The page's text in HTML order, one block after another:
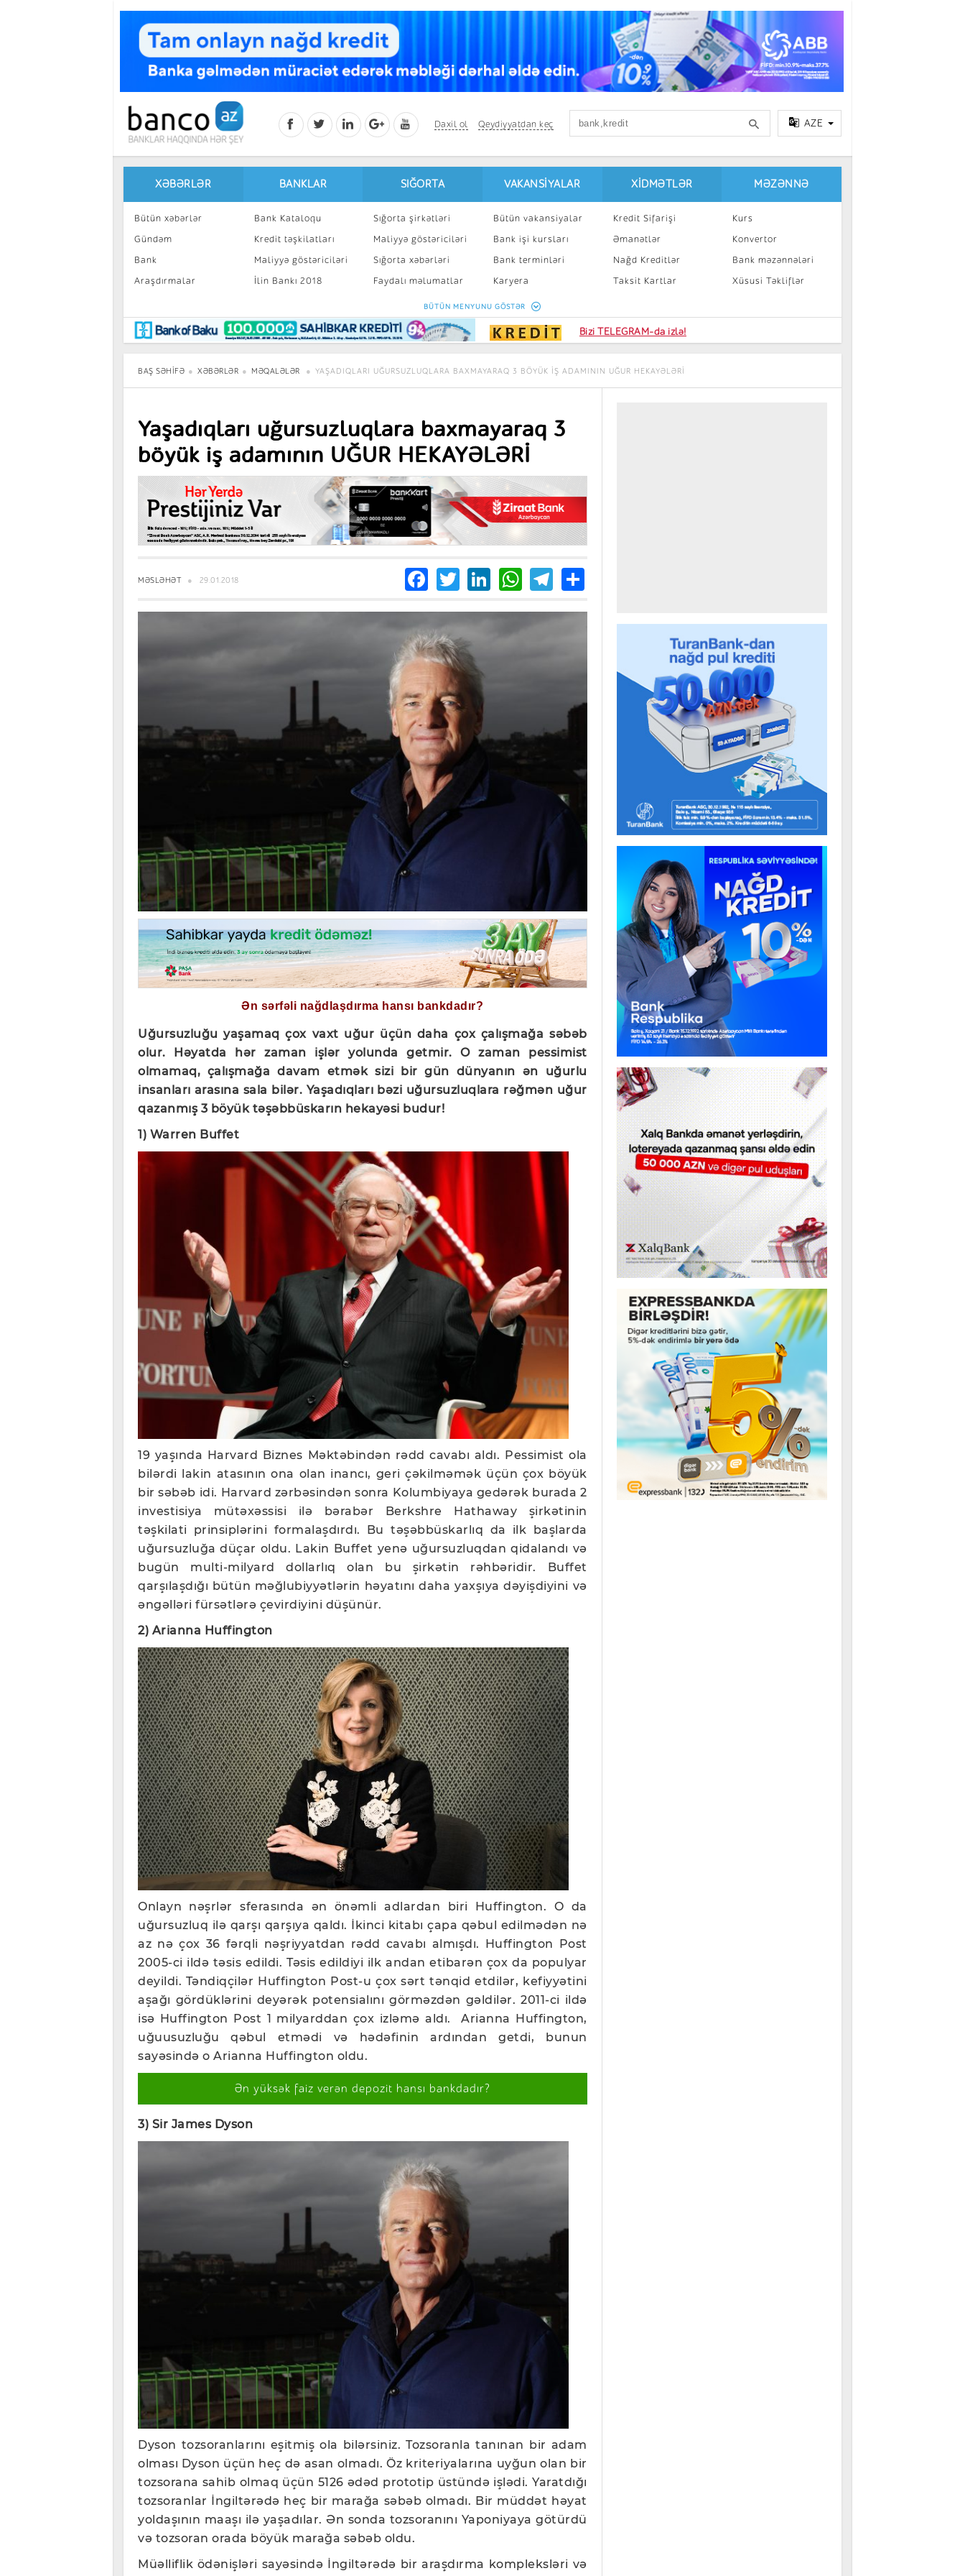
Daxil ol Qeydiyyatdan keç AZE
XƏBƏRLƏR
Bütün xəbərlər
Gündəm
Bank
Araşdırmalar
Maraqlı
BancoTV
Müsahibə
BANKLAR
Bank Kataloqu
Kredit təşkilatları
Maliyyə göstəriciləri
İlin Bankı 2018
SIĞORTA
Sığorta şirkətləri
Maliyyə göstəriciləri
Sığorta xəbərləri
Faydalı məlumatlar
Sığorta kalkulyatoru
VAKANSIYALAR
Bütün vakansiyalar
Bank işi kursları
Bank terminləri
Karyera
Peşakar inkişaf
XIDMƏTLƏR
Kredit Sifarişi
Əmanətlər
Nağd Kreditlər
Taksit Kartlar
Kart sifarişi
MƏZƏNNƏ
Kurs
Konvertor
Bank məzənnələri
Xüsusi Təkliflər
BÜTÜN MENYUNU GÖSTƏR
Bizi TELEGRAM-da izlə!
BAŞ SƏHIFƏ XƏBƏRLƏR MƏQALƏLƏR YAŞADIQLARI UĞURSUZLUQLARA BAXMAYARAQ 3 BÖYÜK IŞ ADAMININ UĞUR HEKAYƏLƏRİ
Yaşadıqları uğursuzluqlara baxmayaraq 3
böyük iş adamının UĞUR HEKAYƏLƏRİ
MƏSLƏHƏT 29.01.2018 Facebook
TwitterLinkedIn
WhatsApp
Telegram
Share
Ən sərfəli nağdlaşdırma hansı bankdadır?
Uğursuzluğu yaşamaq çox vaxt uğur üçün daha çox çalışmağa səbəb
olur. Həyatda hər zaman işlər yolunda getmir. O zaman pessimist
olmamaq, çalışmağa davam etmək sizi bir gün dünyanın ən uğurlu
insanları arasına sala bilər. Yaşadıqları bəzi uğursuzluqlara rəğmən uğur
qazanmış 3 böyük təşəbbüskarın hekayəsi budur!
1) Warren Buffet
19 yaşında Harvard Biznes Məktəbindən rədd cavabı aldı. Pessimist ola
bilərdi lakin atasının ona olan inancı, geri çəkilməmək üçün çox böyük
bir səbəb idi. Harvard zərbəsindən sonra Kolumbiyaya gedərək burada 2
investisiya mütəxəssisi ilə bərabər Berkshre Hathaway şirkətinin
təşkilati prinsiplərini formalaşdırdı. Bu təşəbbüskarlıq da ilk başlarda
uğursuzluğa düçar oldu. Lakin Buffet yenə uğursuzluqdan qidalandı və
bugün multi-milyard dollarlıq olan bu şirkətin rəhbəridir. Buffet
qarşılaşdığı bütün məğlubiyyətlərin həyatını daha yaxşıya dəyişdiyini və
əngəlləri fürsətlərə çevirdiyini düşünür.
2) Arianna Huffington
Onlayn nəşrlər sferasında ən önəmli adlardan biri Huffington. O da
uğursuzluq ilə qarşı qarşıya qaldı. İkinci kitabı çapa qəbul edilmədən nə
az nə çox 36 fərqli nəşriyyatdan rədd cavabı almışdı. Huffington Post
2005-ci ildə təsis edildi. Təsis edildiyi ilk andan etibarən çox da populyar
deyildi. Təndiqçilər Huffington Post-u çox sərt tənqid etdilər, kefiyyətini
aşağı gördüklərini deyərək potensialını görməzdən gəldilər. 2011-ci ildə
isə Huffington Post 1 milyarddan çox izləmə aldı. Arianna Huffington,
uğuusuzluğu qəbul etmədi və hədəfinin ardından getdi, bunun
sayəsində o Arianna Huffington oldu.
Ən yüksək faiz verən depozit hansı bankdadır?
3) Sir James Dyson
Dyson tozsoranlarını eşitmiş ola bilərsiniz. Tozsoranla tanınan bir adam
olması Dyson üçün heç də asan olmadı. Öz kriteriyalarına uyğun olan bir
tozsorana sahib olmaq üçün 5126 ədəd prototip üstündə işlədi. Yaratdığı
tozsoranlar İngiltərədə heç bir marağa səbəb olmadı. Bir müddət həyat
yoldaşının maaşı ilə yaşadılar. Ən sonda tozsoranını Yaponiyaya götürdü
və tozsoran orada böyük marağa səbəb oldu.
Müəlliflik ödənişləri sayəsində İngiltərədə bir araşdırma kompleksləri və